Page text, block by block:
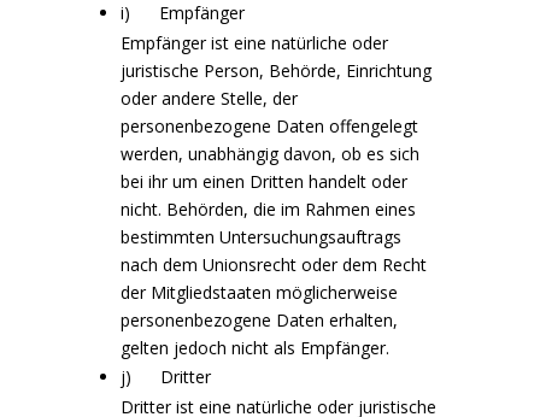
i) Empfänger
Empfänger ist eine natürliche oder
juristische Person, Behörde, Einrichtung
oder andere Stelle, der
personenbezogene Daten offengelegt
werden, unabhängig davon, ob es sich
bei ihr um einen Dritten handelt oder
nicht. Behörden, die im Rahmen eines
bestimmten Untersuchungsauftrags
nach dem Unionsrecht oder dem Recht
der Mitgliedstaaten möglicherweise
personenbezogene Daten erhalten,
gelten jedoch nicht als Empfänger.
j) Dritter
Dritter ist eine natürliche oder juristische